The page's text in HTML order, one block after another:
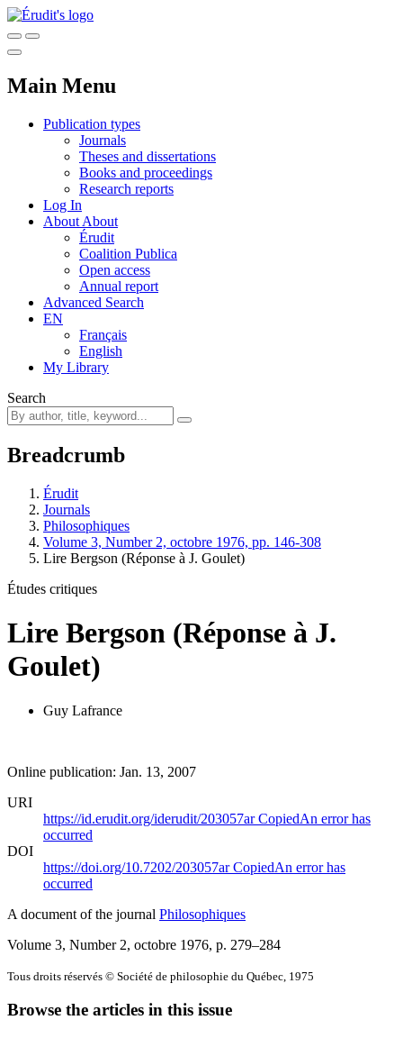
Main Menu
Publication types
Journals
Theses and dissertations
Books and proceedings
Research reports
Log In
About About
Érudit
Coalition Publica
Open access
Annual report
Advanced Search
EN
Français
English
My Library
Search
Breadcrumb
Érudit
Journals
Philosophiques
Volume 3, Number 2, octobre 1976, pp. 146-308
Lire Bergson (Réponse à J. Goulet)
Études critiques
Lire Bergson (Réponse à J.
Goulet)
Guy Lafrance
Online publication: Jan. 13, 2007
URI
https://id.erudit.org/iderudit/203057arCopiedAn error has
occurred
DOI
https://doi.org/10.7202/203057arCopiedAn error has
occurred
A document of the journal Philosophiques
Volume 3, Number 2, octobre 1976, p. 279–284
Tous droits réservés © Société de philosophie du Québec, 1975
Browse the articles in this issue